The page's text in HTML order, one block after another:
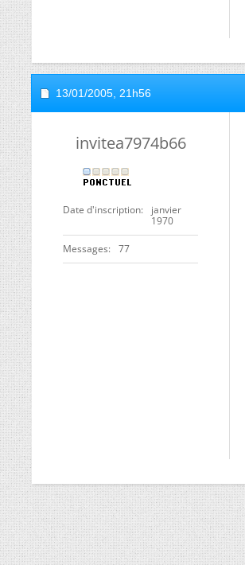
13/01/2005, 21h56
invitea7974b66
Date d'inscription
janvier
1970
Messages 77